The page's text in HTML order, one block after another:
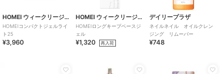
HOMEI ウィークリージェル
HOMEIコンパクトジェルライ
ト25
¥3,960
HOMEI ウィークリージェル
HOMEIロングキープベースジ
ェル
¥1,320 再入荷
デイリープラザ
ネイルネイル オイルクレン
ジング リムーバー
¥748